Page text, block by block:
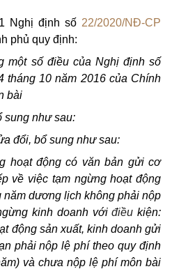
Nghị định số 22/2020/NĐ-CP
phủ quy định:
một số điều của Nghị định số
tháng 10 năm 2016 của Chính
bài
sung như sau:
đổi, bổ sung như sau:
hoạt động có văn bản gửi cơ
về việc tạm ngừng hoạt động
năm dương lịch không phải nộp
kinh doanh vớiđiều kiện:
động sản xuất, kinh doanh gửi
phải nộp lệ phí theo quy định
và chưa nộp lệ phí môn bài